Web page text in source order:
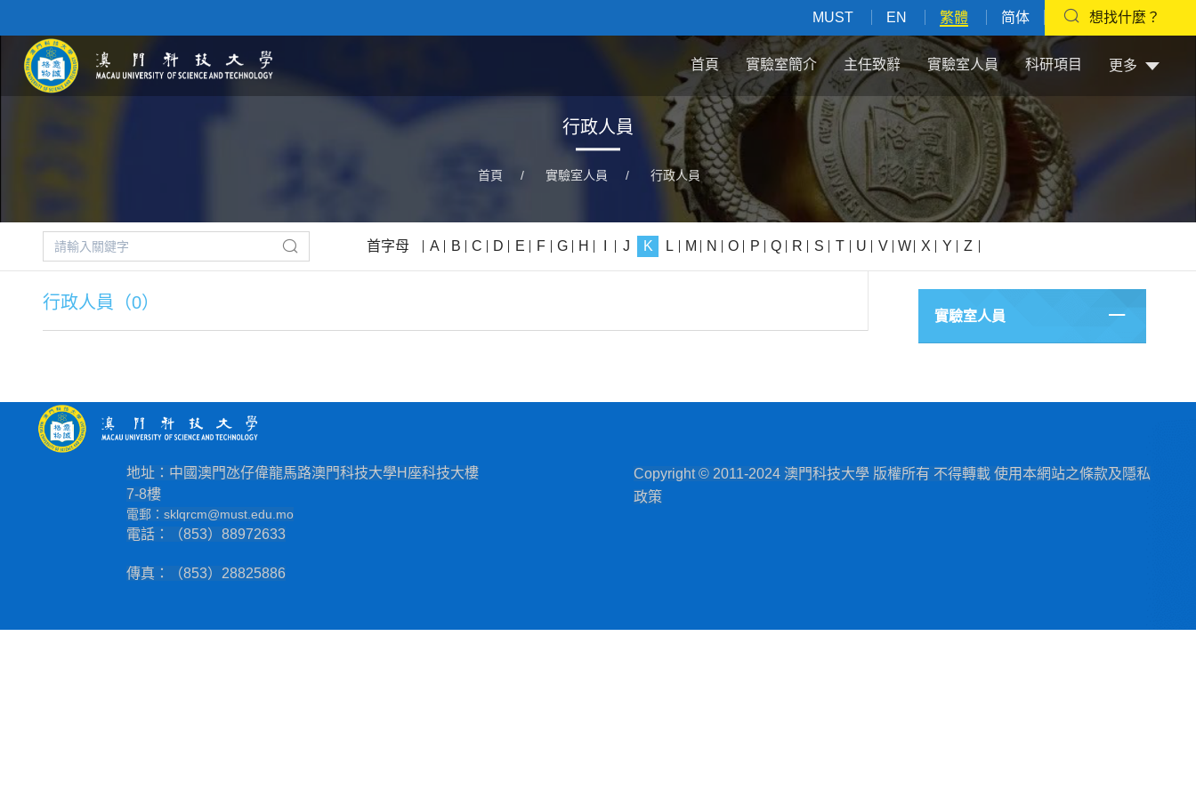
MUST EN 繁體 简体 想找什麼？
首頁 實驗室簡介 主任致辭 實驗室人員 科研項目 更多
行政人員
首頁 / 實驗室人員 / 行政人員
首字母 A B C D E F G H J K L M N O P Q R S T U V W X Y Z
行政人員（0）
實驗室人員
地址：中國澳門氹仔偉龍馬路澳門科技大學H座科技大樓
7-8樓
電郵： sklqrcm@must.edu.mo
電話：（853）88972633
傳真：（853）28825886
Copyright © 2011-2024 澳門科技大學 版權所有 不得轉載 使用本網站之條款及隱私
政策